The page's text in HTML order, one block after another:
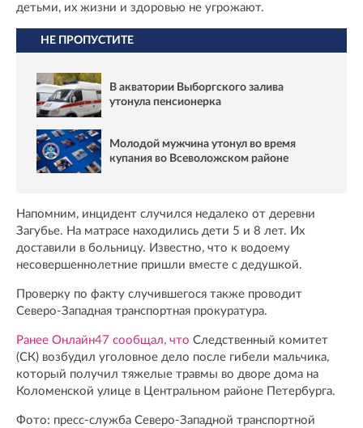
детьми, их жизни и здоровью не угрожают.
НЕ ПРОПУСТИТЕ
В акватории Выборгского залива
утонула пенсионерка
Молодой мужчина утонул во время
купания во Всеволожском районе
Напомним, инцидент случился недалеко от деревни
Загубье. На матрасе находились дети 5 и 8 лет. Их
доставили в больницу. Известно, что к водоему
несовершеннолетние пришли вместе с дедушкой.
Проверку по факту случившегося также проводит
Северо-Западная транспортная прокуратура.
Ранее Онлайн47 сообщал, что Следственный комитет
(СК) возбудил уголовное дело после гибели мальчика,
который получил тяжелые травмы во дворе дома на
Коломенской улице в Центральном районе Петербурга.
Фото: пресс-служба Северо-Западной транспортной